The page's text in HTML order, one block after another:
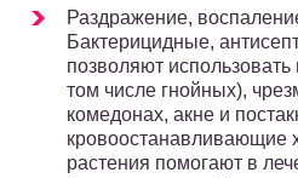
Раздражение,
Бактерицидные,
позволяют
том числе гнойных),
комедонах, акне и
кровоостанавливающие
растения помогают в